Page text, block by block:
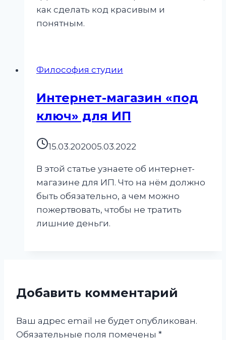
как сделать код красивым и
понятным.
Философия студии
Интернет-магазин «под
ключ» для ИП
15.03.202005.03.2022
В этой статье узнаете об интернет-
магазине для ИП. Что на нём должно
быть обязательно, а чем можно
пожертвовать, чтобы не тратить
лишние деньги.
Добавить комментарий
Ваш адрес email не будет опубликован.
Обязательные поля помечены *